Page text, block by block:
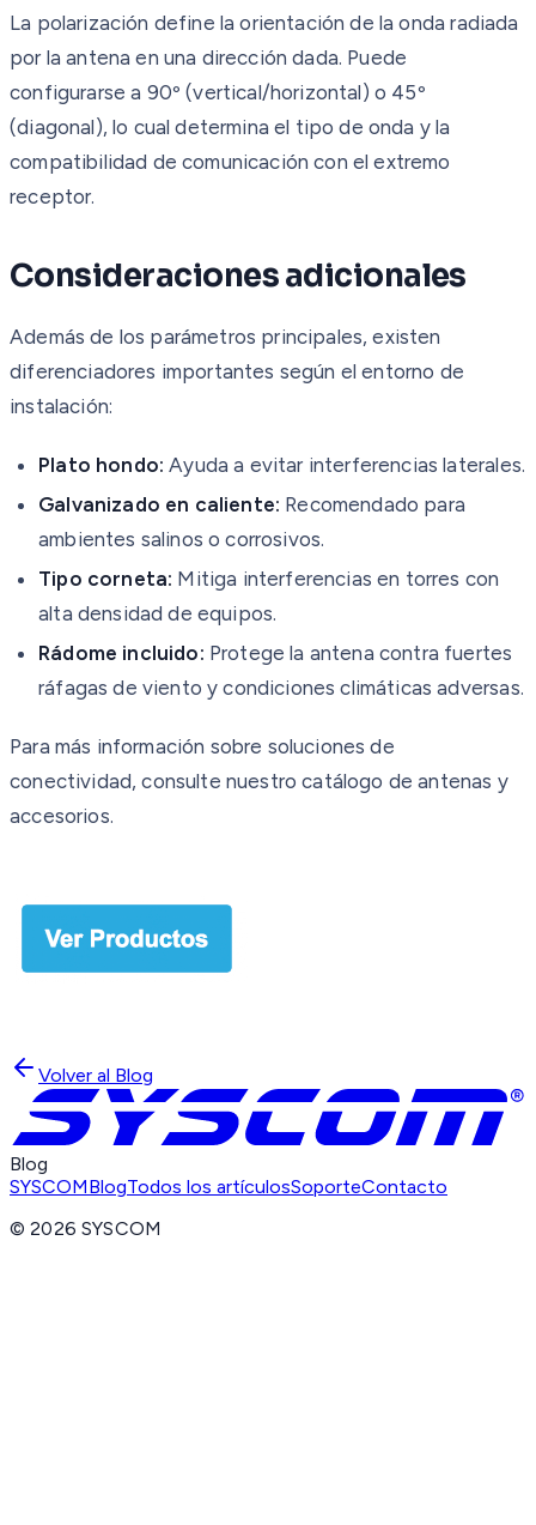
La polarización define la orientación de la onda radiada
por la antena en una dirección dada. Puede
configurarse a 90º (vertical/horizontal) o 45º
(diagonal), lo cual determina el tipo de onda y la
compatibilidad de comunicación con el extremo
receptor.
Consideraciones adicionales
Además de los parámetros principales, existen
diferenciadores importantes según el entorno de
instalación:
Plato hondo: Ayuda a evitar interferencias laterales.
Galvanizado en caliente: Recomendado para
ambientes salinos o corrosivos.
Tipo corneta: Mitiga interferencias en torres con
alta densidad de equipos.
Rádome incluido: Protege la antena contra fuertes
ráfagas de viento y condiciones climáticas adversas.
Para más información sobre soluciones de
conectividad, consulte nuestro catálogo de antenas y
accesorios.
Volver al Blog
Blog
SYSCOMBlogTodos los artículosSoporteContacto
©2026 SYSCOM